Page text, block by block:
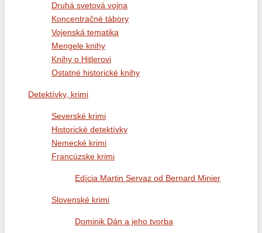
Druhá svetová vojna
Koncentračné tábory
Vojenská tematika
Mengele knihy
Knihy o Hitlerovi
Ostatné historické knihy
Detektívky, krimi
Severské krimi
Historické detektívky
Nemecké krimi
Francúzske krimi
Edícia Martin Servaz od Bernard Minier
Slovenské krimi
Dominik Dán a jeho tvorba